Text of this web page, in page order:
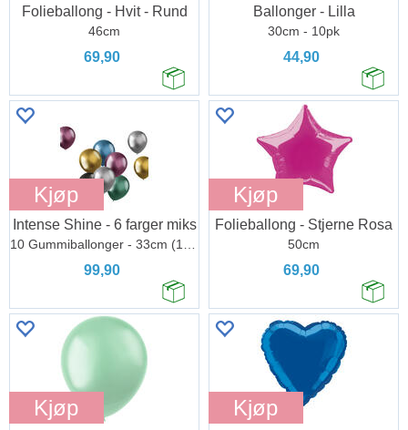
Folieballong - Hvit - Rund
46cm
69,90
Ballonger - Lilla
30cm - 10pk
44,90
Kjøp
Intense Shine - 6 farger miks
99,90
Kjøp
Folieballong - Stjerne Rosa
50cm
69,90
Kjøp Kjøp